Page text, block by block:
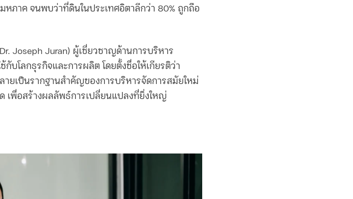
หภาค จนพบว่าที่ดินในประเทศอิตาลีกว่า 80% ถูกถือ
Joseph Juran) ผู้เชี่ยวชาญด้านการบริหาร
บโลกธุรกิจและการผลิต โดยตั้งชื่อให้เกียรติว่า
ายเป็นรากฐานสำคัญของการบริหารจัดการสมัยใหม่
เพื่อสร้างผลลัพธ์การเปลี่ยนแปลงที่ยิ่งใหญ่